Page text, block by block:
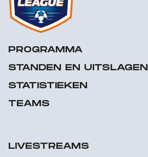
PROGRAMMA
STANDEN EN UITSLAGEN
STATISTIEKEN
TEAMS
LIVESTREAMS